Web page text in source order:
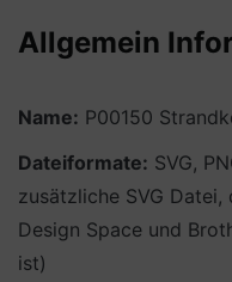
Allgemein
Name: P00150
Dateiformate: SVG,
zusätzliche SVG
Design Space und
ist)